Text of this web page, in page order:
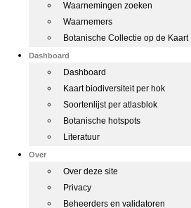
Waarnemingen zoeken
Waarnemers
Botanische Collectie op de Kaart
Dashboard
Dashboard
Kaart biodiversiteit per hok
Soortenlijst per atlasblok
Botanische hotspots
Literatuur
Over
Over deze site
Privacy
Beheerders en validatoren